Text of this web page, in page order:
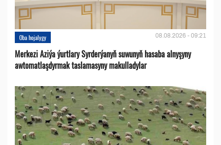
Oba hojalygy 08.08.2026 - 09:21
Merkezi Aziýa ýurtlary Syrderýanyň suwunyň hasaba alnyşyny
awtomatlaşdyrmak taslamasyny makulladylar